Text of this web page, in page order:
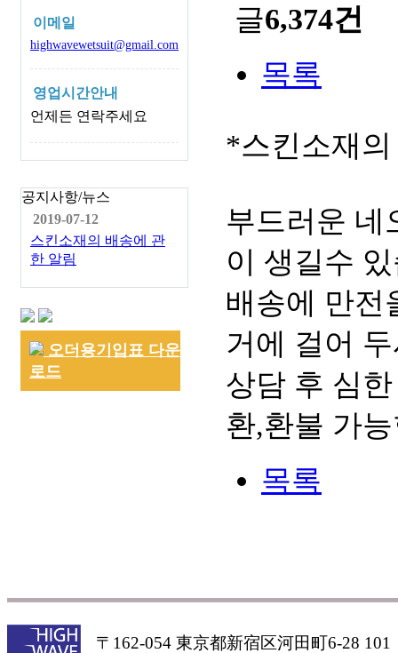
이메일
highwavewetsuit@gmail.com
영업시간안내
언제든 연락주세요
공지사항/뉴스
2019-07-12
스킨소재의 배송에 관
한 알림
오더용기입표 다운
로드
글6,374건
목록
*스킨소재
부드러운 네
이 생길수
배송에 만전
거에 걸어
상담 후 심
환,환불 가
목록
〒162-054 東京都新宿区河田町6-28 101